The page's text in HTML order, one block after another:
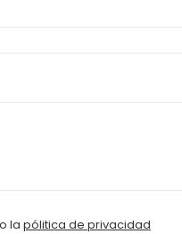
la pólitica de privacidad